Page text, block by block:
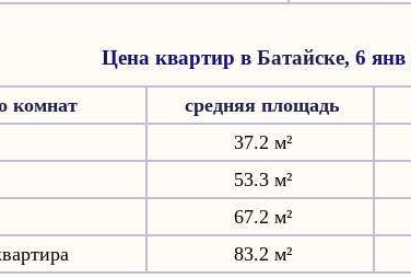
Цена квартир в Батайске, 6 янв
комнат средняя площадь
37.2 м²
53.3 м²
67.2 м²
83.2 м²